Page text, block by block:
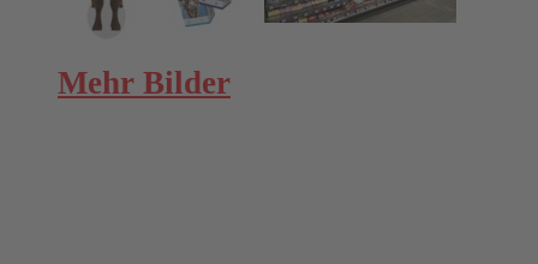
Mehr Bilder